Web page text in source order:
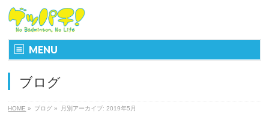
MENU
ブログ
HOME » ブログ » 月別アーカイブ: 2019年5月